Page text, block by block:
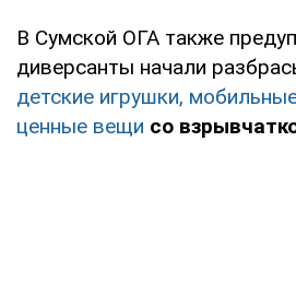
В Сумской ОГА также
диверсанты начали
детские игрушки,
ценные вещи со